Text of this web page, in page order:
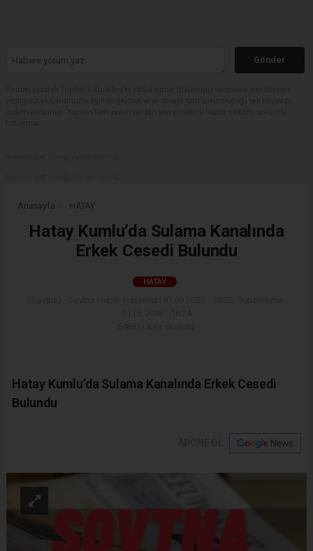
Gönder
Anasayfa HATAY
Hatay Kumlu’da Sulama Kanalında
Erkek Cesedi Bulundu
HATAY
Hatay Kumlu’da Sulama Kanalında Erkek Cesedi
Bulundu